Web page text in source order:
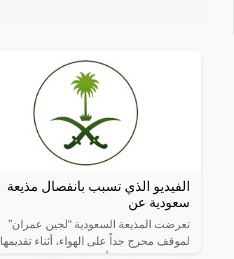
الفيديو الذي تسبب بانفصال مذيعة
سعودية عن
تعرضت المذيعة السعودية “لجين عمران”
لموقف محرج جداً على الهواء، أثناء تقديمها